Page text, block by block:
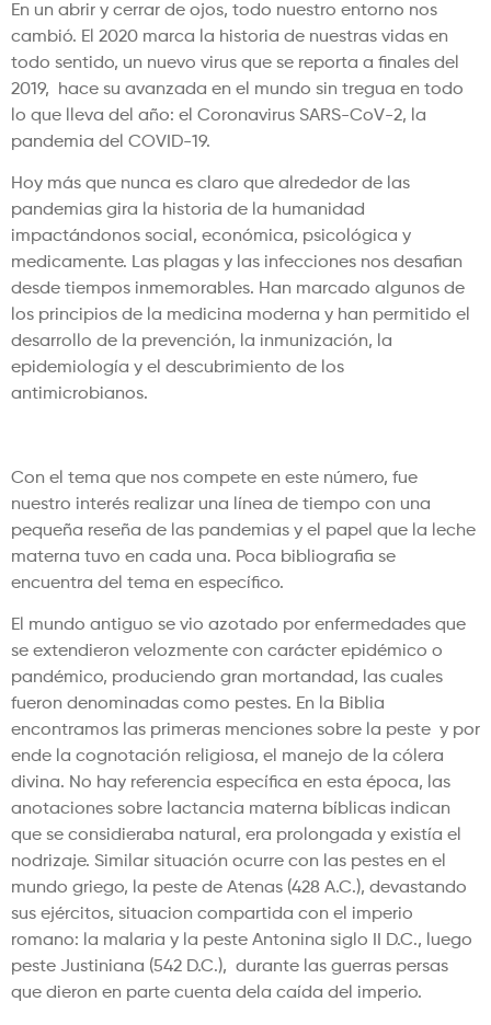
En un abrir y cerrar de ojos, todo nuestro entorno nos
cambió. El 2020 marca la historia de nuestras vidas en
todo sentido, un nuevo virus que se reporta a finales del
2019, hace su avanzada en el mundo sin tregua en todo
lo que lleva del año: el Coronavirus SARS-CoV-2, la
pandemia del COVID-19.
Hoy más que nunca es claro que alrededor de las
pandemias gira la historia de la humanidad
impactándonos social, económica, psicológica y
medicamente. Las plagas y las infecciones nos desafian
desde tiempos inmemorables. Han marcado algunos de
los principios de la medicina moderna y han permitido el
desarrollo de la prevención, la inmunización, la
epidemiología y el descubrimiento de los
antimicrobianos.
Con el tema que nos compete en este número, fue
nuestro interés realizar una línea de tiempo con una
pequeña reseña de las pandemias y el papel que la leche
materna tuvo en cada una. Poca bibliografia se
encuentra del tema en específico.
El mundo antiguo se vio azotado por enfermedades que
se extendieron velozmente con carácter epidémico o
pandémico, produciendo gran mortandad, las cuales
fueron denominadas como pestes. En la Biblia
encontramos las primeras menciones sobre la peste y por
ende la cognotación religiosa, el manejo de la cólera
divina. No hay referencia específica en esta época, las
anotaciones sobre lactancia materna bíblicas indican
que se considieraba natural, era prolongada y existía el
nodrizaje. Similar situación ocurre con las pestes en el
mundo griego, la peste de Atenas (428 A.C.), devastando
sus ejércitos, situacion compartida con el imperio
romano: la malaria y la peste Antonina siglo II D.C., luego
peste Justiniana (542 D.C.), durante las guerras persas
que dieron en parte cuenta dela caída del imperio.